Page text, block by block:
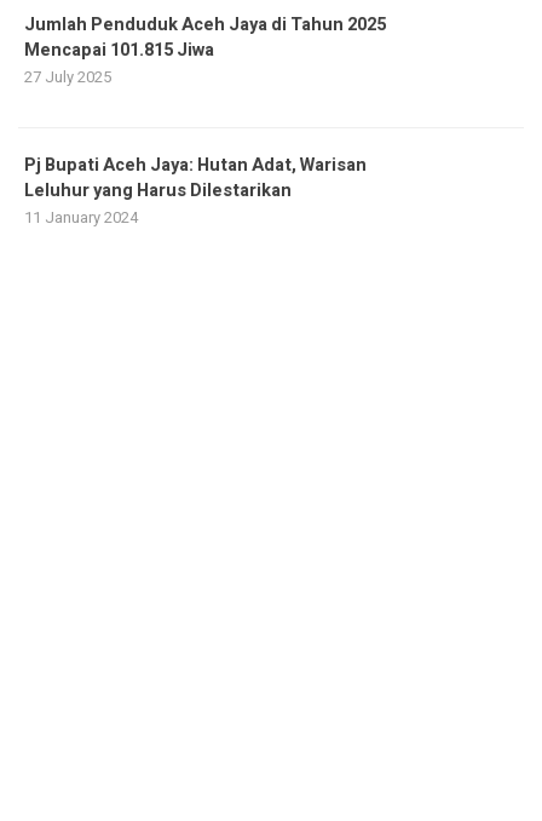
Jumlah Penduduk Aceh Jaya di Tahun 2025
Mencapai 101.815 Jiwa
27 July 2025
Pj Bupati Aceh Jaya: Hutan Adat, Warisan
Leluhur yang Harus Dilestarikan
11 January 2024